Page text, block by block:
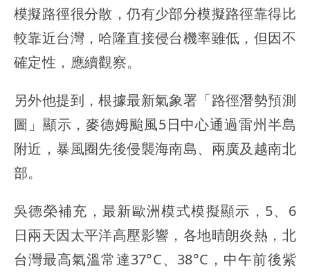
模擬路徑很分散，仍有少部分模擬路徑靠得比
較靠近台灣，哈隆直接侵台機率雖低，但因不
確定性，應續觀察。
另外他提到，根據最新氣象署「路徑潛勢預測
圖」顯示，麥德姆颱風5日中心通過雷州半島
附近，暴風圈先後侵襲海南島、兩廣及越南北
部。
吳德榮補充，最新歐洲模式模擬顯示，5、6
日兩天因太平洋高壓影響，各地晴朗炎熱，北
台灣最高氣溫常達37°C、38°C，中午前後紫